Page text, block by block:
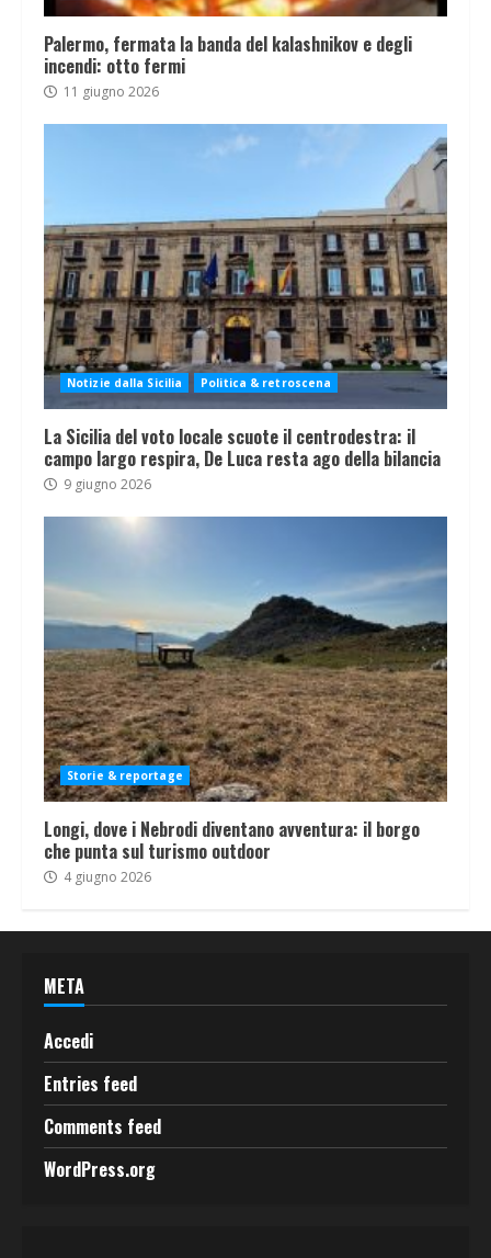
Palermo, fermata la banda del kalashnikov e degli
incendi: otto fermi
11 giugno 2026
Notizie dalla Sicilia Politica & retroscena
La Sicilia del voto locale scuote il centrodestra: il
campo largo respira, De Luca resta ago della bilancia
9 giugno 2026
Storie & reportage
Longi, dove i Nebrodi diventano avventura: il borgo
che punta sul turismo outdoor
4 giugno 2026
META
Accedi
Entries feed
Comments feed
WordPress.org